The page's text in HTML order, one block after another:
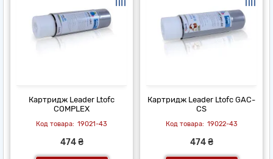
Картридж Leader Ltofc
COMPLEX
19021-43
474 ₴
Картридж Leader Ltofc GAC-
CS
19022-43
474 ₴